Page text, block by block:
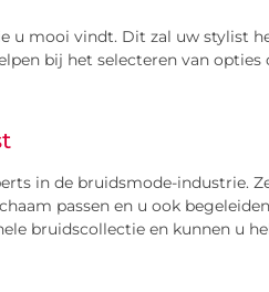
u mooi vindt. Dit zal uw stylist
bij het selecteren van opties
in de bruidsmode-industrie.
passen en u ook
bruidscollectie en kunnen u